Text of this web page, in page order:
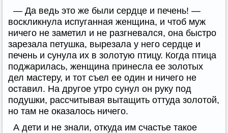
— Да ведь это же были сердце и печень! —
воскликнула испуганная женщина, и чтоб муж
ничего не заметил и не разгневался, она быстро
зарезала петушка, вырезала у него сердце и
печень и сунула их в золотую птицу. Когда птица
поджарилась, женщина принесла ее золотых
дел мастеру, и тот съел ее один и ничего не
оставил. На другое утро сунул он руку под
подушки, рассчитывая вытащить оттуда золотой,
но там не оказалось ничего.
А дети и не знали, откуда им счастье такое